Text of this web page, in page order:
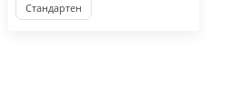
Стандартен